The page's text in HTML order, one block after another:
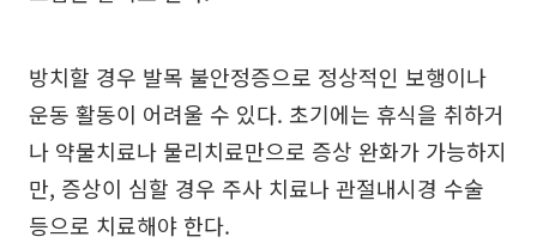
방치할 경우 발목 불안정증으로 정상적인 보행이나
운동 활동이 어려울 수 있다. 초기에는 휴식을 취하거
나 약물치료나 물리치료만으로 증상 완화가 가능하지
만, 증상이 심할 경우 주사 치료나 관절내시경 수술
등으로 치료해야 한다.